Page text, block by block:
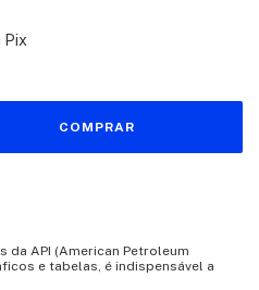
Pix
da API (American Petroleum
e tabelas, é indispensável a